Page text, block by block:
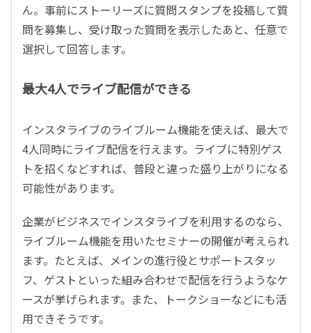
ん。事前にストーリーズに質問スタンプを投稿して質
問を募集し、受け取った質問を表示したあと、任意で
選択して回答します。
最大4人でライブ配信ができる
インスタライブのライブルーム機能を使えば、最大で
4人同時にライブ配信を行えます。ライブに特別ゲス
トを招くなどすれば、普段と違った盛り上がりになる
可能性があります。
企業がビジネスでインスタライブを利用するのなら、
ライブルーム機能を用いたセミナーの開催が考えられ
ます。たとえば、メインの進行役とサポートスタッ
フ、ゲストといった組み合わせで配信を行うようなケ
ースが挙げられます。また、トークショーなどにも活
用できそうです。